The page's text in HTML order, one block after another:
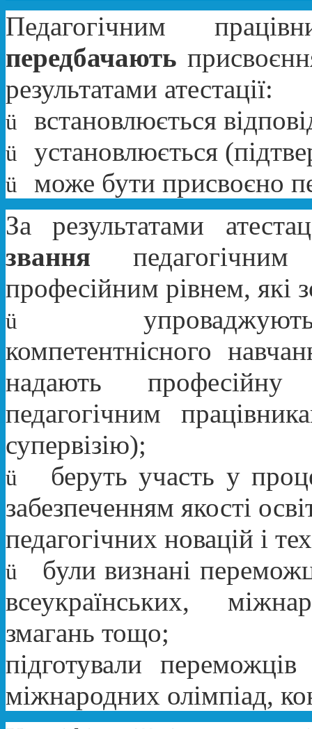
Педагогічним
передбачають
результатами атестації:
ü встановлюється
ü установлюється
ü
може бути присвоєно
За результатами
звання
професійним рівнем, які
ü
компетентнісного
надають
педагогічним
супервізію);
ü
беруть участь у
забезпеченням якості
педагогічних новацій і
ü
були визнані
всеукраїнських,
змагань тощо;
підготували переможців
міжнародних олімпіад,